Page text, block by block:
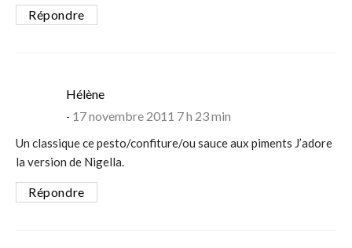
Répondre
Hélènesays:
17 novembre 2011 7 h 23 min
Un classique ce pesto/confiture/ou sauce aux piments J’adore
la version de Nigella.
Répondre